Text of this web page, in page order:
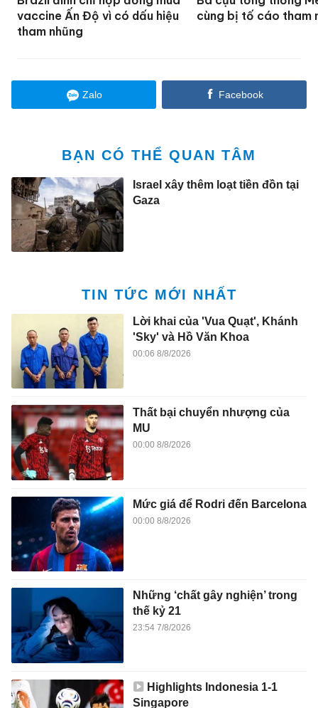
vaccine Ấn Độ vì có dấu hiệu
tham nhũng
cùng bị tố cáo tham
Zalo Facebook
BẠN CÓ THỂ QUAN TÂM
Israel xây thêm loạt tiền đồn tại
Gaza
TIN TỨC MỚI NHẤT
Lời khai của 'Vua Quạt', Khánh
'Sky' và Hồ Văn Khoa
00:06 8/8/2026
Thất bại chuyển nhượng của
MU
00:00 8/8/2026
Mức giá để Rodri đến Barcelona
00:00 8/8/2026
Những ‘chất gây nghiện’ trong
thế kỷ 21
23:54 7/8/2026
Highlights Indonesia 1-1
Singapore